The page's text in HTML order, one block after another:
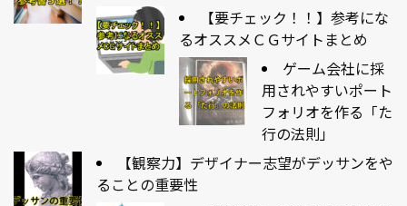
【要チェック！！】参考にな
るオススメＣＧサイトまとめ
ゲーム会社に採
用されやすいポート
フォリオを作る「た
行の法則」
【観察力】デザイナー志望がデッサンをや
ることの重要性